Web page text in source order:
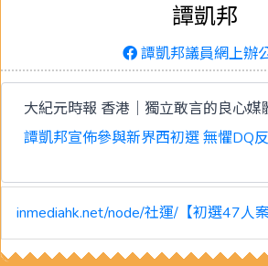
譚凱邦
譚凱邦議員網上辦
大紀元時報 香港｜獨立敢言的良心媒
譚凱邦宣佈參與新界西初選 無懼DQ